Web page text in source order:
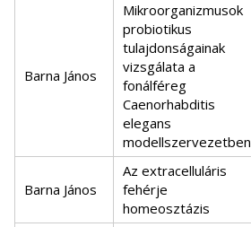
Barna János
Mikroorganizmusok
probiotikus
tulajdonságainak
vizsgálata a
fonálféreg
Caenorhabditis
elegans
modellszervezetben
Barna János
Az extracelluláris
fehérje
homeosztázis